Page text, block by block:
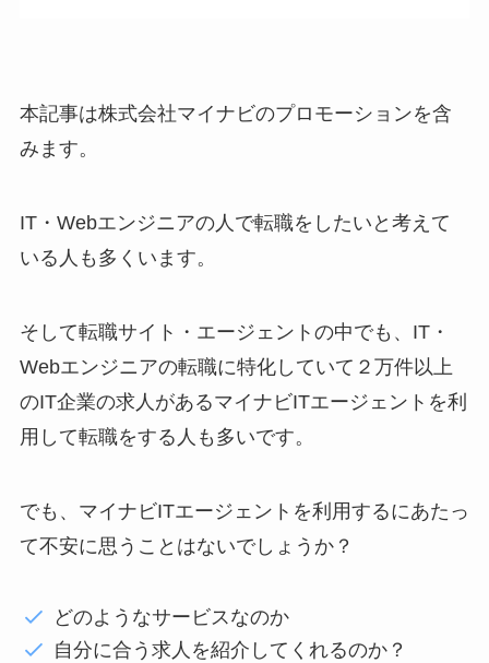
本記事は株式会社マイナビのプロモーションを含
みます。
IT・Webエンジニアの人で転職をしたいと考えて
いる人も多くいます。
そして転職サイト・エージェントの中でも、IT・
Webエンジニアの転職に特化していて２万件以上
のIT企業の求人があるマイナビITエージェントを利
用して転職をする人も多いです。
でも、マイナビITエージェントを利用するにあたっ
て不安に思うことはないでしょうか？
どのようなサービスなのか
自分に合う求人を紹介してくれるのか？